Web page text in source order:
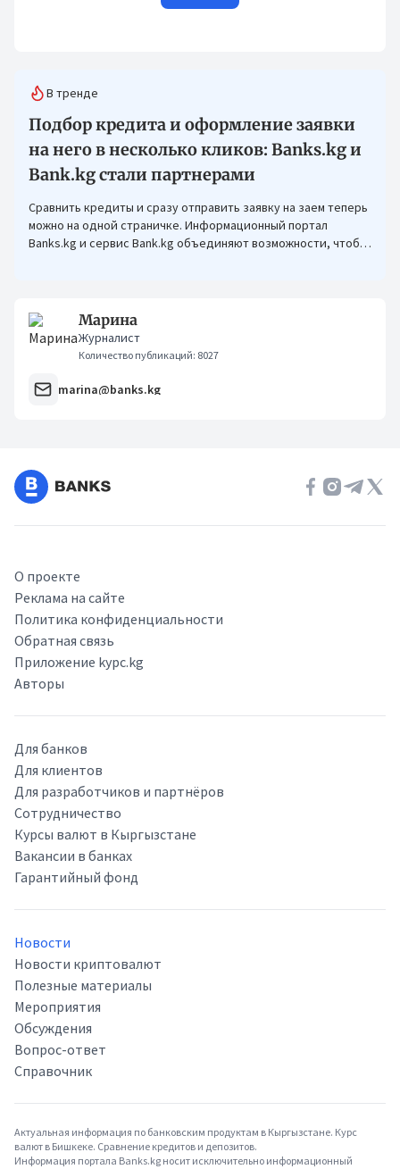
В тренде
Подбор кредита и оформление заявки
на него в несколько кликов: Banks.kg и
Bank.kg стали партнерами
Сравнить кредиты и сразу отправить заявку на заем теперь
можно на одной страничке. Информационный портал
Banks.kg и сервис Bank.kg объединяют возможности, чтобы
Марина
Журналист
Количество публикаций: 8027
marina@banks.kg
О проекте
Реклама на сайте
Политика конфиденциальности
Обратная связь
Приложение kypc.kg
Авторы
Для банков
Для клиентов
Для разработчиков и партнёров
Сотрудничество
Курсы валют в Кыргызстане
Вакансии в банках
Гарантийный фонд
Новости
Новости криптовалют
Полезные материалы
Мероприятия
Обсуждения
Вопрос-ответ
Справочник
Актуальная информация по банковским продуктам в Кыргызстане. Курс
валют в Бишкеке. Сравнение кредитов и депозитов.
Информация портала Banks.kg носит исключительно информационный